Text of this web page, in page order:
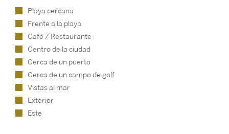
Playa cercana
Frente a la playa
Café / Restaurante
Centro de la ciudad
Cerca de un puerto
Cerca de un campo de golf
Vistas al mar
Exterior
Este